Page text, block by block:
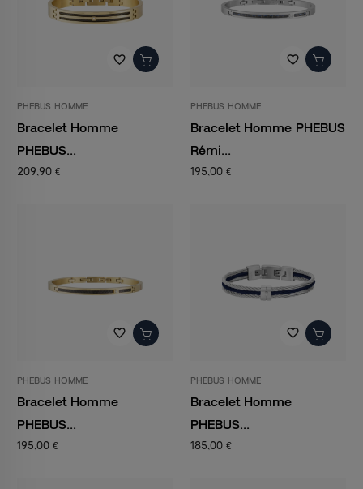
favorite_border
PHEBUS HOMME
Bracelet Homme
PHEBUS...
209,90 €
favorite_border
PHEBUS HOMME
Bracelet Homme PHEBUS
Rémi...
195,00 €
favorite_border
PHEBUS HOMME
Bracelet Homme
PHEBUS...
195,00 €
favorite_border
PHEBUS HOMME
Bracelet Homme
PHEBUS...
185,00 €